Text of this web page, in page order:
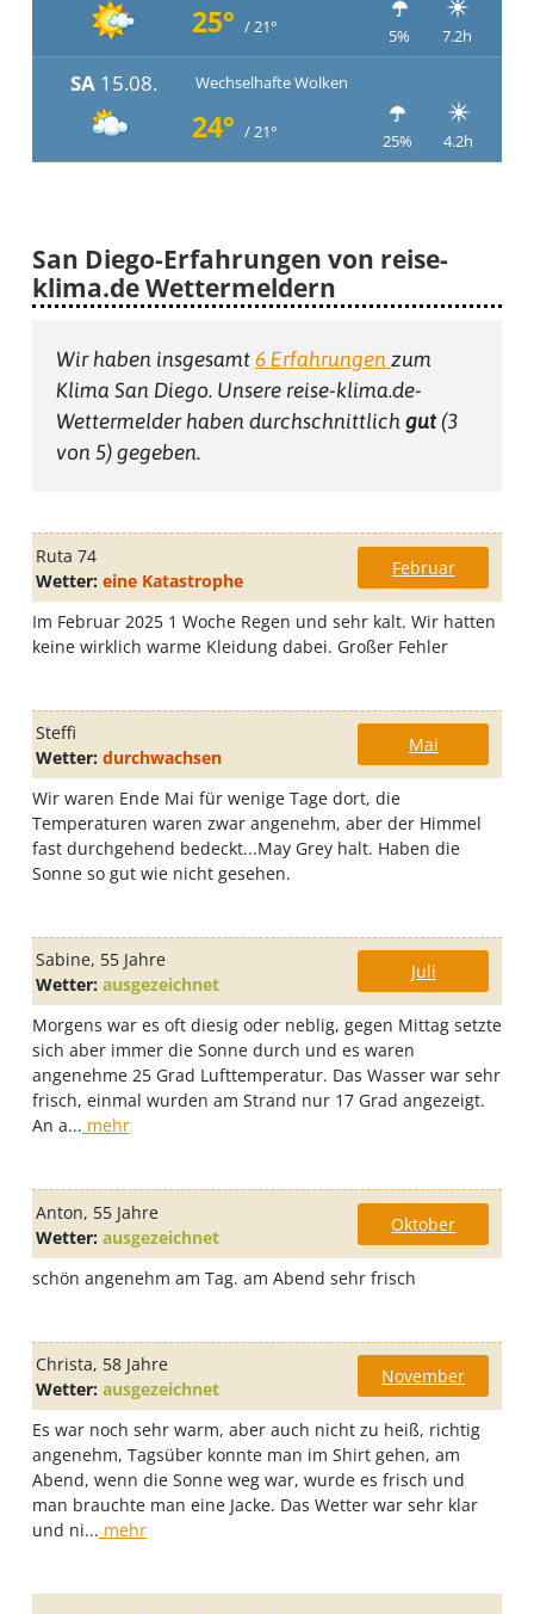
25° / 21° 5% 7.2h
SA15.08. Wechselhafte Wolken
24° / 21° 25% 4.2h
San Diego-Erfahrungen von reise-
klima.de Wettermeldern
Wir haben insgesamt 6Erfahrungen zum
Klima San Diego. Unsere reise-klima.de-
Wettermelder haben durchschnittlich gut(3
von 5) gegeben.
Ruta 74
Februar
Wetter: eine Katastrophe
Im Februar 2025 1 Woche Regen und sehr kalt. Wir hatten
keine wirklich warme Kleidung dabei. Großer Fehler
Steffi
Mai
Wetter: durchwachsen
Wir waren Ende Mai für wenige Tage dort, die
Temperaturen waren zwar angenehm, aber der Himmel
fast durchgehend bedeckt...May Grey halt. Haben die
Sonne so gut wie nicht gesehen.
Sabine, 55 Jahre
Juli
Wetter: ausgezeichnet
Morgens war es oft diesig oder neblig, gegen Mittag setzte
sich aber immer die Sonne durch und es waren
angenehme 25 Grad Lufttemperatur. Das Wasser war sehr
frisch, einmal wurden am Strand nur 17 Grad angezeigt.
An a... mehr
Anton, 55 Jahre
Oktober
Wetter: ausgezeichnet
schön angenehm am Tag. am Abend sehr frisch
Christa, 58 Jahre
November
Wetter: ausgezeichnet
Es war noch sehr warm, aber auch nicht zu heiß, richtig
angenehm, Tagsüber konnte man im Shirt gehen, am
Abend, wenn die Sonne weg war, wurde es frisch und
man brauchte man eine Jacke. Das Wetter war sehr klar
und ni... mehr